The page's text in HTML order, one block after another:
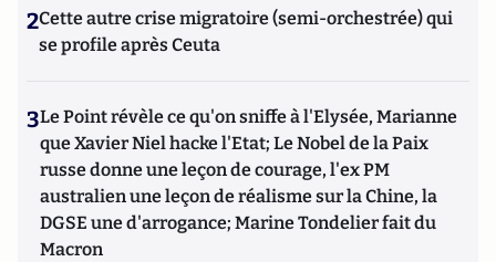
2Cette autre crise migratoire (semi-orchestrée) qui
se profile après Ceuta
3Le Point révèle ce qu'on sniffe à l'Elysée, Marianne
que Xavier Niel hacke l'Etat; Le Nobel de la Paix
russe donne une leçon de courage, l'ex PM
australien une leçon de réalisme sur la Chine, la
DGSE une d'arrogance; Marine Tondelier fait du
Macron